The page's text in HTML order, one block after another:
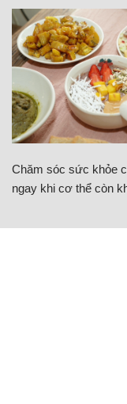
Chăm sóc sức khỏe
ngay khi cơ thể còn